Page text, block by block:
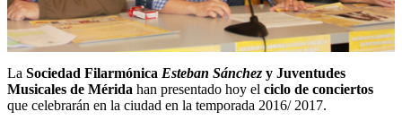
La Sociedad Filarmónica Esteban Sánchez y Juventudes
Musicales de Mérida han presentado hoy el ciclo de conciertos
que celebrarán en la ciudad en la temporada 2016/ 2017.